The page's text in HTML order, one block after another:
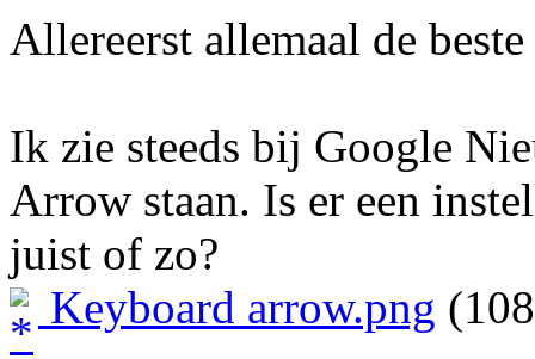
Allereerst allemaal de
Ik zie steeds bij Google
Arrow staan. Is er een
juist of zo?
Keyboard arrow.png